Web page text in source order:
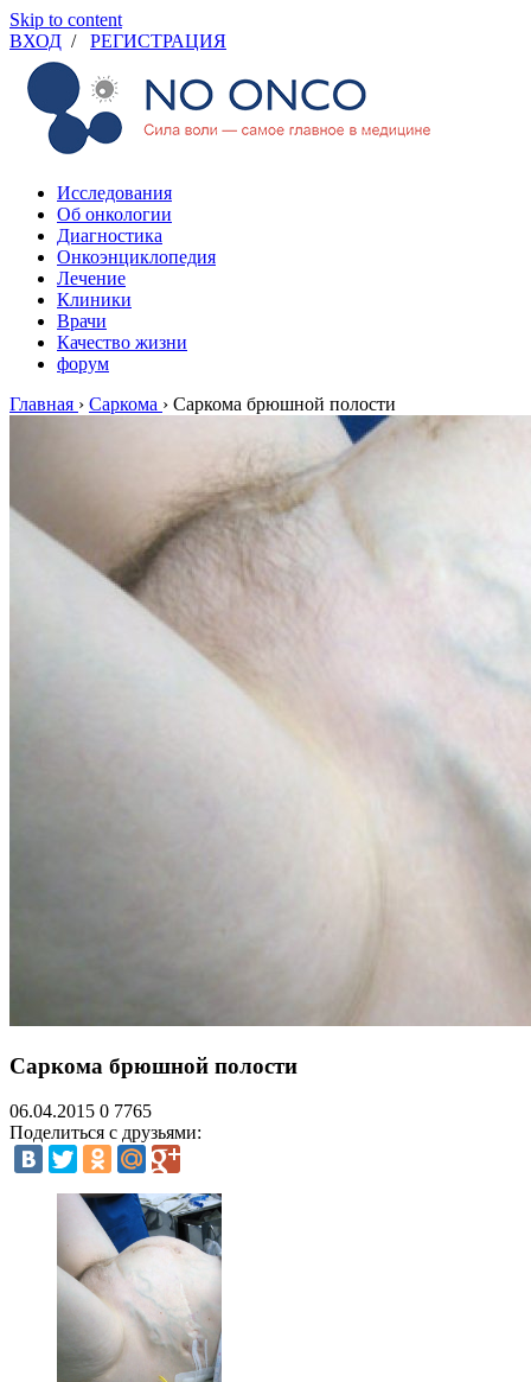
Skip to content
ВХОД / РЕГИСТРАЦИЯ
Исследования
Об онкологии
Диагностика
Онкоэнциклопедия
Лечение
Клиники
Врачи
Качество жизни
форум
Главная › Саркома › Cаркома брюшной полости
Cаркома брюшной полости
06.04.2015 0 7765
Поделиться с друзьями: